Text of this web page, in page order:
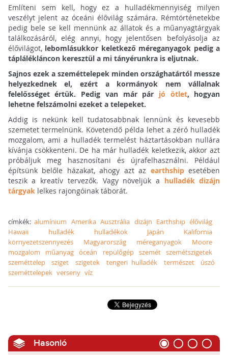
Említeni sem kell, hogy ez a hulladékmennyiség milyen
veszélyt jelent az óceáni élővilág számára. Rémtörténetekbe
pedig bele se kell mennünk az állatok és a műanyagtárgyak
találkozásáról, elég annyi, hogy jelentősen befolyásolja az
élővilágot, lebomlásukkor keletkező méreganyagok pedig a
táplálékláncon keresztül a mi tányérunkra is eljutnak.
Sajnos ezek a szeméttelepek minden országhatártól messze
helyezkednek el, ezért a kormányok nem vállalnak
felelősséget értük. Pedig van már pár jó ötlet, hogyan
lehetne felszámolni ezeket a telepeket.
Addig is nekünk kell tudatosabbnak lennünk és kevesebb
szemetet termelnünk. Követendő példa lehet a zéró hulladék
mozgalom, ami a hulladék termelést háztartásokban nullára
kívánja csökkenteni. De ha már hulladék keletkezik, akkor azt
próbáljuk meg hasznosítani és újrafelhasználni. Például
építsünk belőle házakat, ahogy azt az earthshipesetében
teszik a kreatív tervezők. Vagy növeljük a hulladék dizájn
tárgyak lelkes rajongóinak táborát.
címkék:alumínium Amerika Ausztrália dizájn Earthship élővilág
Hawaii
hulladék hulladékok Japán
Kalifornia
környezetszennyezés
Magyarország méreganyagok
Moore
mozgalom
műanyag óceán repülőgép szemét szemétszigetek
szeméttelep
sziget szigetek tengeri hulladék természet
úszó
szeméttelepek verseny víz
Hasonló